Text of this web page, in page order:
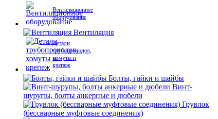
Вентиляционное
оборудование
Вентиляция
Детали
трубопроводов,
хомуты и
крепеж
Болты, гайки и шайбы
Винт-
шурупы, болты анкерные и дюбели
Грувлок
(бессварные муфтовые соединения)